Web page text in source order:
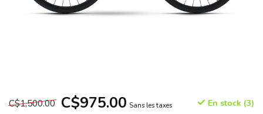
C$1,500.00 C$975.00 Sans les taxes En stock (3)